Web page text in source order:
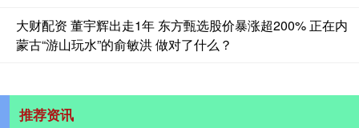
大财配资 董宇辉出走1年 东方甄选股价暴涨超200% 正在内
蒙古“游山玩水”的俞敏洪 做对了什么？
推荐资讯